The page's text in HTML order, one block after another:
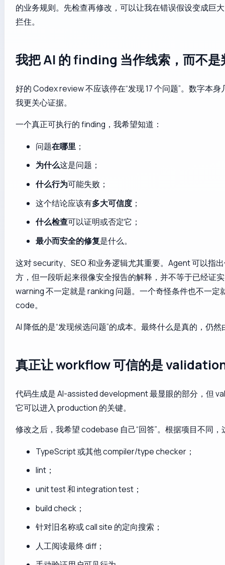
的业务规则。先检查再修改，可以让我在错误假设变成巨
拦住。
我把 AI 的 finding 当作线索，而不是
好的 Codex review 不应该停在“发现 17 个问题”。数字本
我更关心证据。
一个真正可执行的 finding，我希望知道：
问题在哪里 ；
为什么这是问题；
什么行为可能失败；
这个结论应该有多大可信度 ；
什么检查可以证明或否定它；
最小而安全的修复是什么。
这对 security、SEO 和业务逻辑尤其重要。Agent 可以指
方，但一段听起来很像安全报告的解释，并不等于已经证
warning 不一定就是 ranking 问题。一个奇怪条件也不一定
code。
AI 降低的是“发现候选问题”的成本。最终什么是真的，仍
真正让 workflow 可信的是
代码生成是 AI-assisted development 最显眼的部分，但
它可以进入 production 的关键。
修改之后，我希望 codebase 自己“回答”。根据项目不同
TypeScript 或其他 compiler/type checker；
lint；
unit test 和 integration test；
build check；
针对旧名称或 call site 的定向搜索；
人工阅读最终 diff；